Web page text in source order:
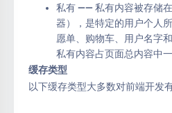
私有 —— 私有内容被存储
器），是特定的用户个人
愿单、购物车、用户名字
私有内容占页面总内容中
缓存类型
以下缓存类型大多数对前端开发